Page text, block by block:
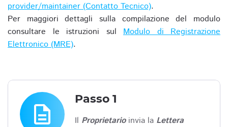
provider/maintainer (Contatto Tecnico).
Per maggiori dettagli sulla compilazione del modulo
consultare le istruzioni sul Modulo di Registrazione
Elettronico (MRE).
description
Passo 1
Il Proprietarioinvia la Lettera